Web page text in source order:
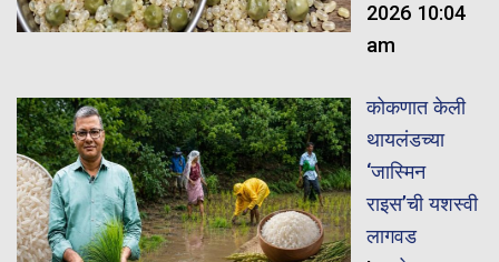
2026 10:04
am
कोकणात केली
थायलंडच्या
‘जास्मिन
राइस’ची यशस्वी
लागवड